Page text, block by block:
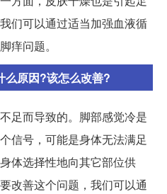
们可以通过适当加强血液循
痒问题。
么原因?该怎么改善?
足而导致的。脚部感觉冷是
信号，可能是身体无法满足
体选择性地向其它部位供
改善这个问题，我们可以通